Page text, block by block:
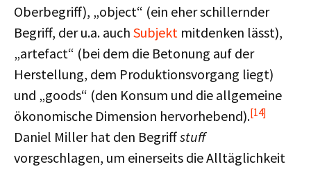
Oberbegriff), „object“ (ein eher schillernder
Begriff, der u.a. auch Subjekt mitdenken lässt),
„artefact“ (bei dem die Betonung auf der
Herstellung, dem Produktionsvorgang liegt)
und „goods“ (den Konsum und die allgemeine
ökonomische Dimension hervorhebend).[14]
Daniel Miller hat den Begriffstuff
vorgeschlagen, um einerseits die Alltäglichkeit